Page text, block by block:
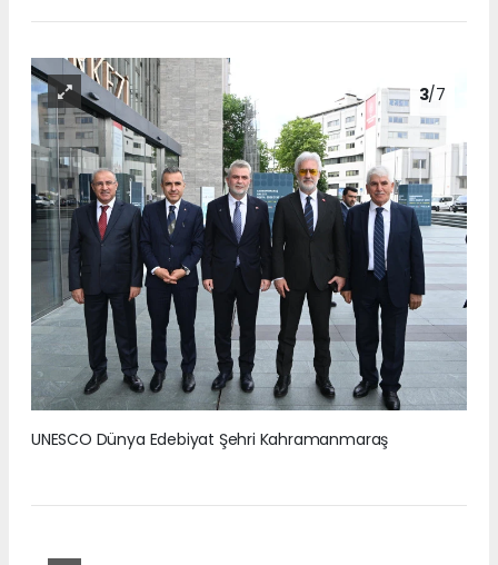
3/7
UNESCO Dünya Edebiyat Şehri Kahramanmaraş